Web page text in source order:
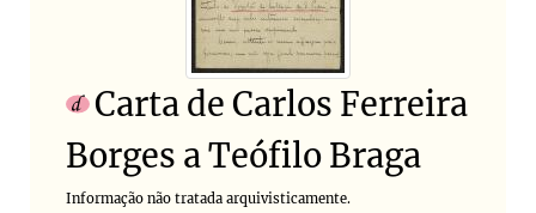
Carta de Carlos Ferreira
Borges a Teófilo Braga
Informação não tratada arquivisticamente.